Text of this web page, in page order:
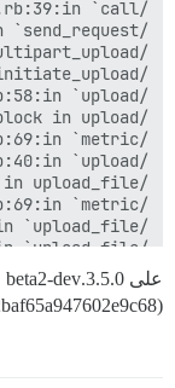
على 3.5.0.beta2-dev